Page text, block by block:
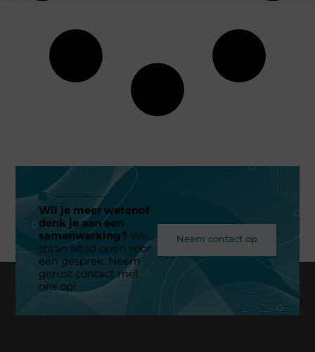
Wil je meer wetenof
denk je aan een
samenwerking? We
staan altijd open voor
een gesprek. Neem
gerust contact met
ons op!
Neem contact op